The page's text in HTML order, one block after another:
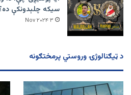
سیکه چلېدونکې
۳ Nov ۲۰۲۴
د ټیګنالوژۍ وروستي پرمختګونه